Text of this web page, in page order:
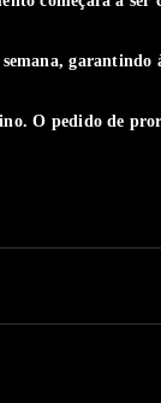
garantindo
O pedido de